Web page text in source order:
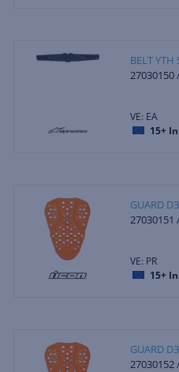
BELT YTH
27030150
VE: EA
15+
GUARD
27030151
VE: PR
15+
GUARD
27030152